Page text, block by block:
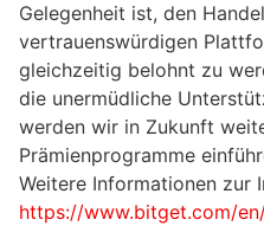
Gelegenheit ist, den
vertrauenswürdigen
gleichzeitig belohnt zu
die unermüdliche
werden wir in Zukunft
Prämienprogramme
Weitere Informationen zur
https://www.bitget.com/